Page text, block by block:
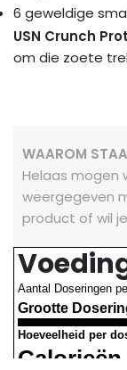
6 geweldige
USN Crunch
om die zoete
WAAROM
Helaas mogen
weergegeven
product of wil
Aantal Doseringen
Grootte
Hoeveelheid per
Calorieën